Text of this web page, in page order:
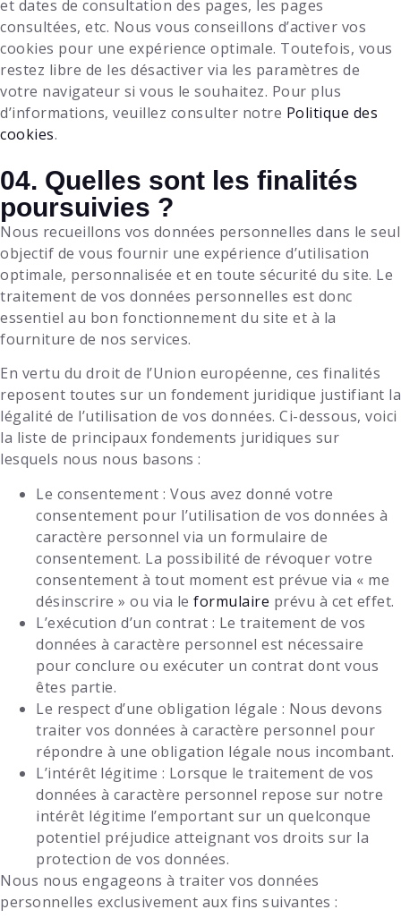
et dates de consultation des pages, les pages
consultées, etc. Nous vous conseillons d’activer vos
cookies pour une expérience optimale. Toutefois, vous
restez libre de les désactiver via les paramètres de
votre navigateur si vous le souhaitez. Pour plus
d’informations, veuillez consulter notre Politique des
cookies.
04. Quelles sont les finalités
poursuivies ?
Nous recueillons vos données personnelles dans le seul
objectif de vous fournir une expérience d’utilisation
optimale, personnalisée et en toute sécurité du site. Le
traitement de vos données personnelles est donc
essentiel au bon fonctionnement du site et à la
fourniture de nos services.
En vertu du droit de l’Union européenne, ces finalités
reposent toutes sur un fondement juridique justifiant la
légalité de l’utilisation de vos données. Ci-dessous, voici
la liste de principaux fondements juridiques sur
lesquels nous nous basons :
Le consentement : Vous avez donné votre
consentement pour l’utilisation de vos données à
caractère personnel via un formulaire de
consentement. La possibilité de révoquer votre
consentement à tout moment est prévue via « me
désinscrire » ou via le formulaire prévu à cet effet.
L’exécution d’un contrat : Le traitement de vos
données à caractère personnel est nécessaire
pour conclure ou exécuter un contrat dont vous
êtes partie.
Le respect d’une obligation légale : Nous devons
traiter vos données à caractère personnel pour
répondre à une obligation légale nous incombant.
L’intérêt légitime : Lorsque le traitement de vos
données à caractère personnel repose sur notre
intérêt légitime l’emportant sur un quelconque
potentiel préjudice atteignant vos droits sur la
protection de vos données.
Nous nous engageons à traiter vos données
personnelles exclusivement aux fins suivantes :